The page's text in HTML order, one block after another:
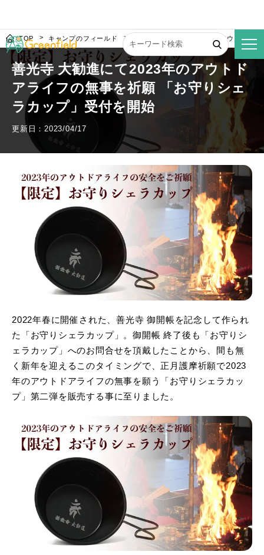
TOP キャンプのフィールド 善光寺 大勧進にて2023年のアウトドア
善光寺 大勧進にて2023年のアウトド
アライフの無事を祈願 「お守りシェ
ラカップ」受付を開始
更新日：2023/04/17
2022年春に開催された、善光寺 御開帳を記念して作られ
た「お守りシェラカップ」。御開帳 終了後も「お守りシ
ェラカップ」へのお問合せを頂戴したことから、間も無
く新年を迎えるこのタイミングで、正月護摩祈願で2023
年のアウトドアライフの無事を願う「お守りシェラカッ
プ」第二弾を販売する事に至りました。